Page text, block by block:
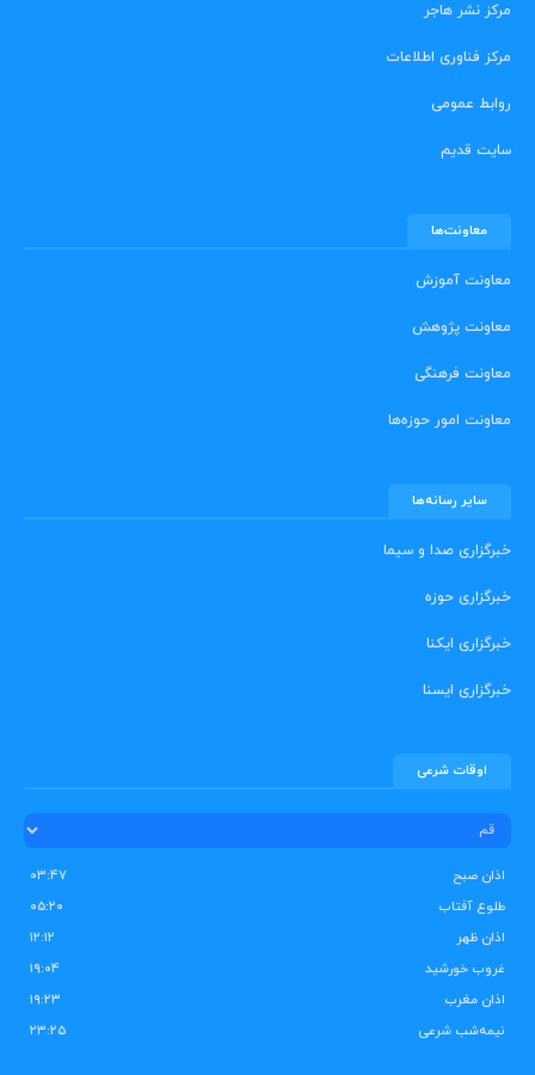
مرکز نشر هاجر
مرکز فناوری اطلاعات
روابط عمومی
سایت قدیم
معاونت‌ها
معاونت آموزش
معاونت پژوهش
معاونت فرهنگی
معاونت امور حوزه‌ها
سایر رسانه‌ها
خبرگزاری صدا و سیما
خبرگزاری حوزه
خبرگزاری ایکنا
خبرگزاری ایسنا
اوقات شرعی
اذان صبح
۰۳:۴۷
طلوع آفتاب
۰۵:۲۰
اذان ظهر
۱۲:۱۲
غروب خورشید
۱۹:۰۴
اذان مغرب
۱۹:۲۳
نیمه‌شب شرعی
۲۳:۲۵